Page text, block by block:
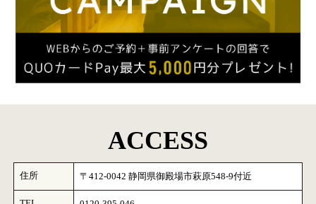
ACCESS
住所 〒412-0042 静岡県御殿場市萩原548-9付近